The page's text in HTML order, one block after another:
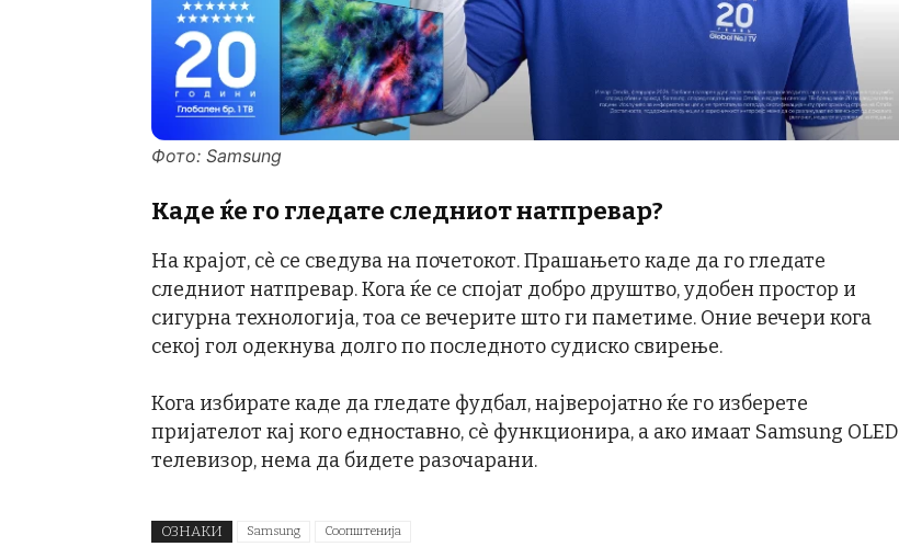
Фото: Samsung
Каде ќе го гледате следниот натпревар?
На крајот, сè се сведува на почетокот. Прашањето каде да го гледате
следниот натпревар. Кога ќе се спојат добро друштво, удобен простор и
сигурна технологија, тоа се вечерите што ги паметиме. Оние вечери кога
секој гол одекнува долго по последното судиско свирење.
Кога избирате каде да гледате фудбал, најверојатно ќе го изберете
пријателот кај кого едноставно, сè функционира, а ако имаат Samsung OLED
телевизор, нема да бидете разочарани.
ОЗНАКИ Samsung Соопштенија